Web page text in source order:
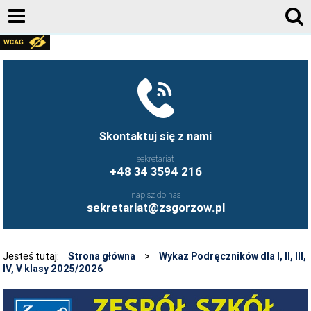
Skontaktuj się z nami
sekretariat
+48 34 3594 216
napisz do nas
sekretariat@zsgorzow.pl
AKTUALNOŚCI
UCZNIOWIE ZS GORZÓW ŚLĄSKI - FB
FRYZJERSTWO NASZEJ SZKOŁY - FB
O SZKOLE
HISTORIA SZKOŁY
GALERIA ZDJĘĆ 2020-2026
Jesteś tutaj: Strona główna >
Wykaz Podręczników dla I, II, III,
IV, V klasy 2025/2026